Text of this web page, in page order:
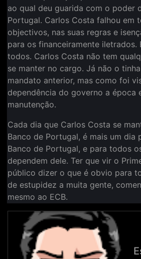
ao qual deu guarida com o poder
Portugal. Carlos Costa falhou em
objectivos, nas suas regras e
para os financeiramente iletrados.
todos. Carlos Costa não tem
se manter no cargo. Já não o
mandato anterior, mas como foi
dependência do governo a época
manutenção.
Cada dia que Carlos Costa se
Banco de Portugal, é mais um dia
Banco de Portugal, e para todos
dependem dele. Ter que vir o
público dizer o que é obvio para
de estupidez a muita gente,
mesmo ao ECB.